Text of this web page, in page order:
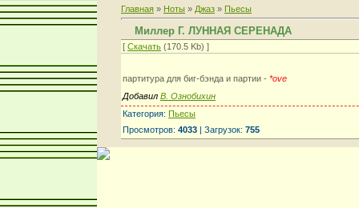
Главная » Ноты » Джаз » Пьесы
Миллер Г. ЛУННАЯ СЕРЕНАДА
[ Скачать (170.5 Kb) ]
партитура для биг-бэнда и партии - *ove
Добавил В. Ознобихин
Категория: Пьесы
Просмотров: 4033 | Загрузок: 755